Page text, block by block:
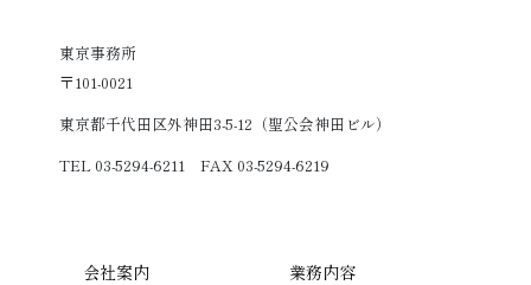
東京事務所
〒101-0021
東京都千代田区外神田3-5-12（聖公会神田ビル）
TEL 03-5294-6211 FAX 03-5294-6219
会社案内 業務内容